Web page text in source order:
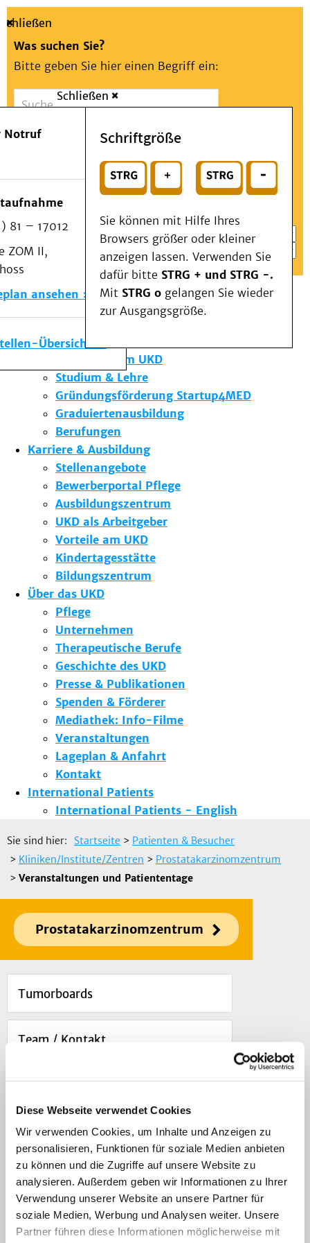
Diese Webseite verwendet Cookies
Wir verwenden Cookies, um Inhalte und Anzeigen zu
personalisieren, Funktionen für soziale Medien anbieten
zu können und die Zugriffe auf unsere Website zu
analysieren. Außerdem geben wir Informationen zu Ihrer
Verwendung unserer Website an unsere Partner für
soziale Medien, Werbung und Analysen weiter. Unsere
Partner führen diese Informationen möglicherweise mit
Suche
Schließen
Was suchen Sie?
Bitte geben Sie hier einen Begriff ein:
Suchen
oder
Wählen Sie ein Thema für Ihren Schnelleinstieg
Notfall
Schließen
Notruf
81 – 17012
ZOM II,
ansehen
Übersicht
Schriftgröße
Sie können mit Hilfe Ihres
Browsers größer oder kleiner
anzeigen lassen. Verwenden Sie
dafür bitte STRG + und STRG -.
Mit STRG o gelangen Sie wieder
zur Ausgangsgröße.
Menü
Patienten & Besucher
Kliniken/Institute/Zentren
Als Patient am UKD
Beratung und Unterstützung
Veranstaltungen
Kommunikation im Medizinwesen (KIM)
Notfall
Forschung & Lehre
Die Institute des UKD
Forschung am UKD
Studium & Lehre
Gründungsförderung Startup4MED
Graduiertenausbildung
Berufungen
Karriere & Ausbildung
Stellenangebote
Bewerberportal Pflege
Ausbildungszentrum
UKD als Arbeitgeber
Vorteile am UKD
Kindertagesstätte
Bildungszentrum
Über das UKD
Pflege
Unternehmen
Therapeutische Berufe
Geschichte des UKD
Presse & Publikationen
Spenden & Förderer
Mediathek: Info-Filme
Veranstaltungen
Lageplan & Anfahrt
Kontakt
International Patients
International Patients - English
Sie sind hier: Startseite > Patienten & Besucher
> Kliniken/Institute/Zentren > Prostatakarzinomzentrum
> Veranstaltungen und Patiententage
Prostatakarzinomzentrum
Tumorboards
Team / Kontakt
Patienteninformation
Beratung und Betreuung
Klinische Studien
Veranstaltungen und Patiententage